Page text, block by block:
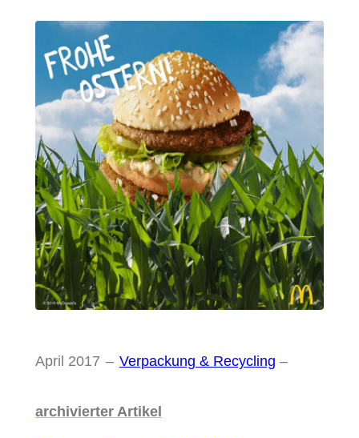
April 2017 – Verpackung & Recycling –
archivierter Artikel